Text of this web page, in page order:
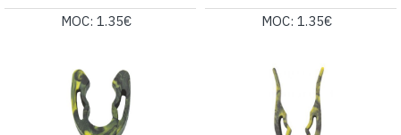
MOC: 1.35€ MOC: 1.35€